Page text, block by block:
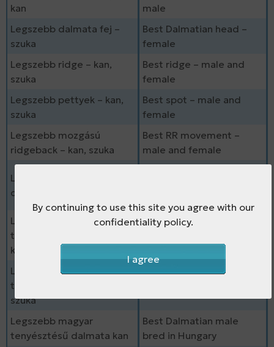
By continuing to use this site you agree with our
confidentiality policy.
I agree
kan
male
Legszebb dalmata fej –
szuka
Best Dalmatian head –
female
Legszebb ridge – kan,
szuka
Best ridge – male and
female
Legszebb pettyek – kan,
szuka
Best spot – male and
female
Legszebb mozgású
ridgeback – kan, szuka
Best RR movement –
male and female
Legszebb mozgású
dalmata – kan, szuka
Legszebb magyar
tenyésztésű ridgeback
kan
Best RR male bred in
Hungary
Legszebb magyar
tenyésztésű ridgeback
szuka
Best RR female bred in
Legszebb magyar
tenyésztésű dalmata kan
Best Dalmatian male
bred in Hungary